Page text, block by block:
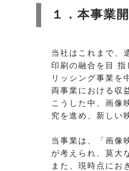
１．本事業
当社はこれまで、
印刷の融合を目
リッシング事業を
両事業における収
こうした中、画像
究を進め、新しい
当事業は、「画像
が考えられ、莫大
また、現時点にお